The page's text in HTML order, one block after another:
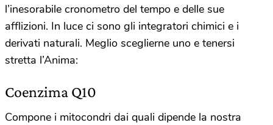
l’inesorabile cronometro del tempo e delle sue
afflizioni. In luce ci sono gli integratori chimici e i
derivati naturali. Meglio sceglierne uno e tenersi
stretta l’Anima:
Coenzima Q10
Compone i mitocondri dai quali dipende la nostra